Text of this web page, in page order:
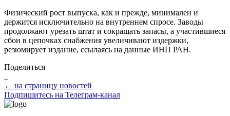
Физический рост выпуска, как и прежде, минимален и
держится исключительно на внутреннем спросе. Заводы
продолжают урезать штат и сокращать запасы, а участившиеся
сбои в цепочках снабжения увеличивают издержки,
резюмирует издание, ссылаясь на данные ИНП РАН.
Поделиться
← на страницу новостей
Подпишитесь на Телеграм-канал